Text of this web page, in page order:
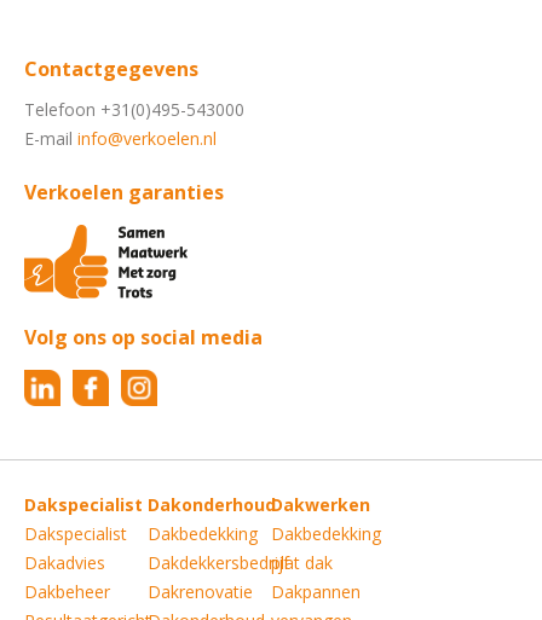
Contactgegevens
Telefoon +31(0)495-543000
E-mail info@verkoelen.nl
Verkoelen garanties
Volg ons op social media
Dakspecialist
Dakspecialist
Dakadvies
Dakbeheer
Dakonderhoud
Dakbedekking
Dakdekkersbedrijf
Dakrenovatie
Dakwerken
Dakbedekking
plat dak
Dakpannen